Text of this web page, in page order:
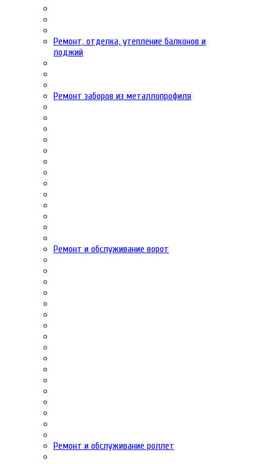
Ремонт, отделка, утепление балконов и
лоджий
Ремонт заборов из металлопрофиля
Ремонт и обслуживание ворот
Ремонт и обслуживание роллет